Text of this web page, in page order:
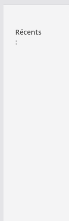
contenu
Récents
: